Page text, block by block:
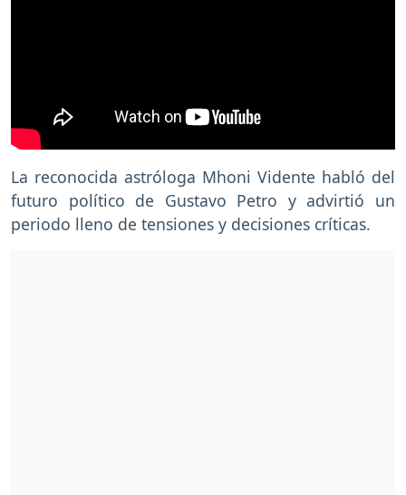
La reconocida astróloga Mhoni Vidente habló del
futuro político de Gustavo Petro y advirtió un
periodo lleno de tensiones y decisiones críticas.